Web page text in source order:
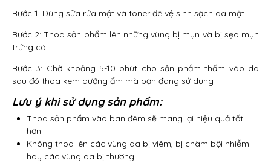
Bước 1: Dùng sữa rửa mặt và toner đê vệ sinh sạch da mặt
Bước 2: Thoa sản phẩm lên những vùng bị mụn và bị sẹo mụn
trứng cá
Bước 3: Chờ khoảng 5-10 phút cho sản phẩm thấm vào da
sau đó thoa kem dưỡng ẩm mà bạn đang sử dụng
Lưu ý khi sử dụng sản phẩm:
Thoa sản phẩm vào ban đêm sẽ mang lại hiệu quả tốt
hơn.
Không thoa lên các vùng da bị viêm, bị chàm bội nhiễm
hay các vùng da bị thương.